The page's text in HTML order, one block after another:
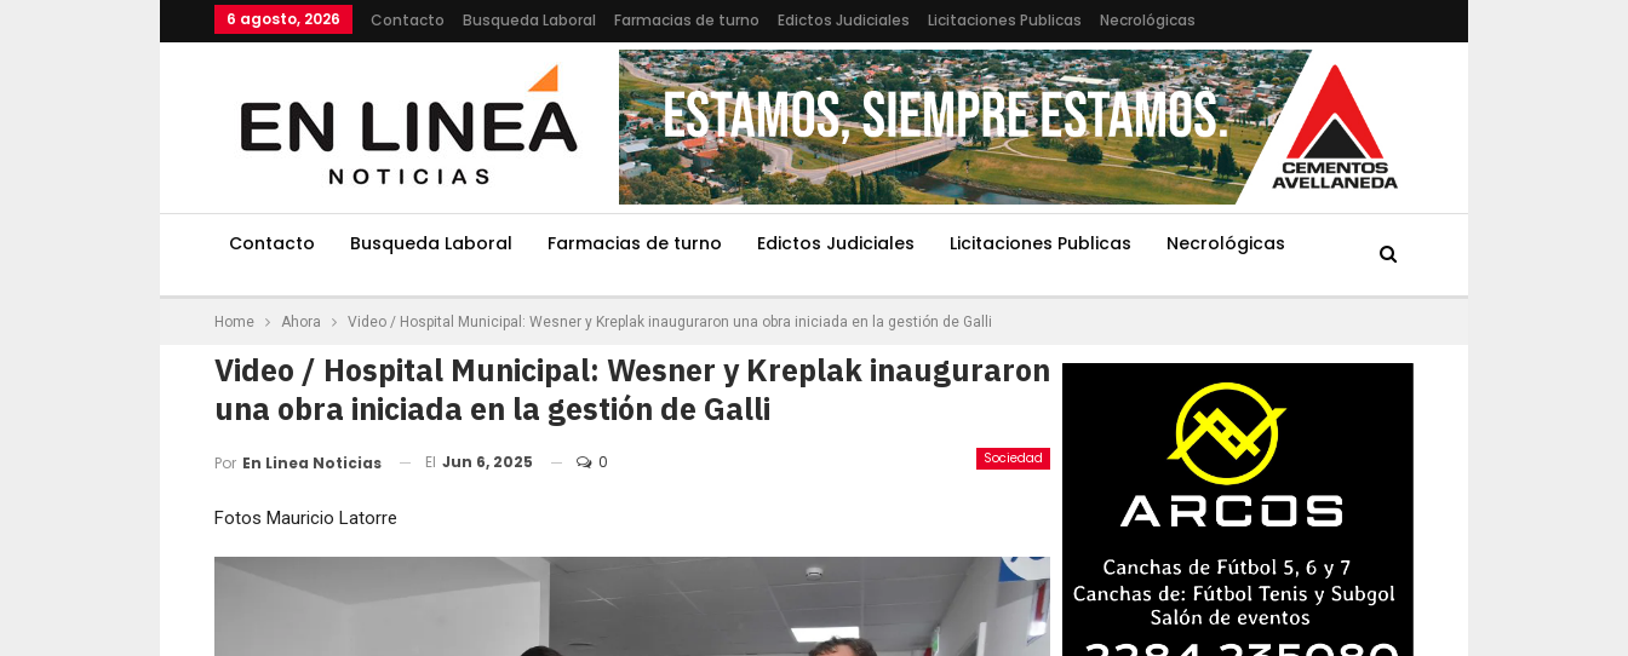
6 agosto, 2026 Contacto Busqueda Laboral Farmacias de turno Edictos Judiciales Licitaciones Publicas Necrológicas
Contacto Busqueda Laboral Farmacias de turno Edictos Judiciales Licitaciones Publicas Necrológicas
Home Ahora Video / Hospital Municipal: Wesner y Kreplak inauguraron una obra iniciada en la gestión de Galli
Video / Hospital Municipal: Wesner y Kreplak inauguraron
una obra iniciada en la gestión de Galli
Sociedad
Por En Linea Noticias El Jun 6, 2025 0
Fotos Mauricio Latorre